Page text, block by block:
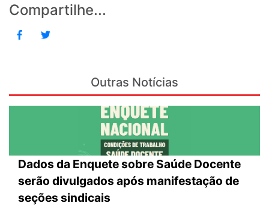
Compartilhe...
Outras Notícias
Dados da Enquete sobre Saúde Docente
serão divulgados após manifestação de
seções sindicais